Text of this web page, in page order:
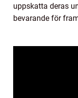
uppskatta deras
bevarande för